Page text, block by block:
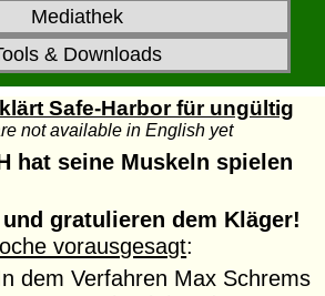
Mediathek
& Downloads
Safe-Harbor für ungültig
not available in English yet
hat seine Muskeln spielen
gratulieren dem Kläger!
vorausgesagt:
dem Verfahren Max Schrems